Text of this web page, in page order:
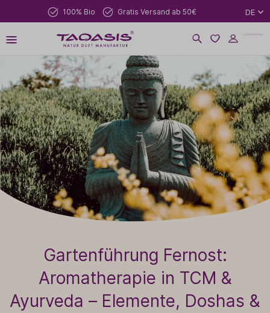
100% Bio Gratis Versand ab 50€ DE
Gartenführung Fernost:
Aromatherapie in TCM &
Ayurveda – Elemente, Doshas &